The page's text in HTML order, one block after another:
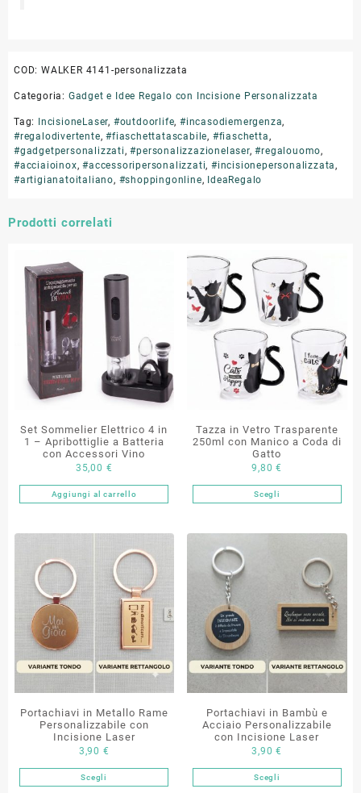
COD: WALKER 4141-personalizzata
Categoria: Gadget e Idee Regalo con Incisione Personalizzata
Tag: IncisioneLaser, #outdoorlife,#incasodiemergenza,
#regalodivertente,#fiaschettatascabile, #fiaschetta,
#gadgetpersonalizzati,#personalizzazionelaser,#regalouomo,
#acciaioinox,#accessoripersonalizzati,#incisionepersonalizzata,
#artigianatoitaliano, #shoppingonline, IdeaRegalo
Prodotti correlati
Set Sommelier Elettrico 4 in
1 – Apribottiglie a Batteria
con Accessori Vino
35,00 €
Aggiungi al carrello
Tazza in Vetro Trasparente
250ml con Manico a Coda di
Gatto
9,80€
ScegliQuesto
ha
varianti.
opzioni
possono
essere
nella
prodotto
Portachiavi in Metallo Rame
Personalizzabile con
Incisione Laser
3,90 €
ScegliQuesto
Portachiavi in Bambù e
Acciaio Personalizzabile
con Incisione Laser
3,90€
ScegliQuesto